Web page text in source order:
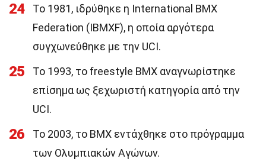
24
Το 1981, ιδρύθηκε η International BMX
Federation (IBMXF), η οποία αργότερα
συγχωνεύθηκε με την UCI.
25
Το 1993, το freestyle BMX αναγνωρίστηκε
επίσημα ως ξεχωριστή κατηγορία από την
UCI.
26
Το 2003, το BMX εντάχθηκε στο πρόγραμμα
των Ολυμπιακών Αγώνων.